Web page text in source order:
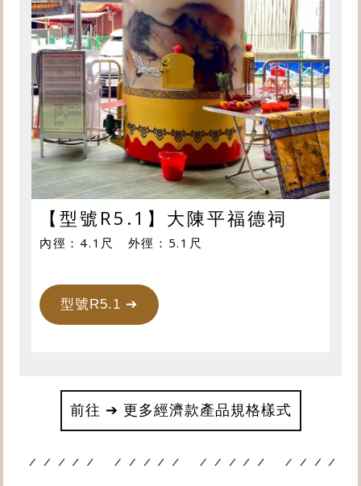
【型號R5.1】大陳平福德祠
內徑：4.1尺 外徑：5.1尺
型號R5.1 ➔
前往 ➔ 更多經濟款產品規格樣式